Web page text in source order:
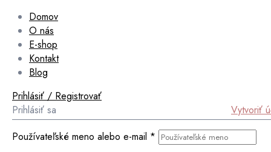
Domov
O nás
E-shop
Kontakt
Blog
Prihlásiť / Registrovať
Prihlásiť sa
Vytvoriť
Používateľské meno alebo e-mail *